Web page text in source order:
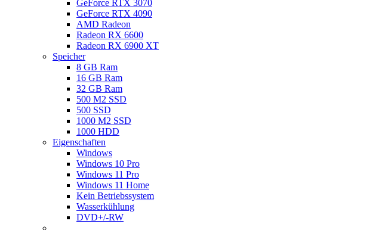
GeForce RTX 3070
GeForce RTX 4090
AMD Radeon
Radeon RX 6600
Radeon RX 6900 XT
Speicher
8 GB Ram
16 GB Ram
32 GB Ram
500 M2 SSD
500 SSD
1000 M2 SSD
1000 HDD
Eigenschaften
Windows
Windows 10 Pro
Windows 11 Pro
Windows 11 Home
Kein Betriebssystem
Wasserkühlung
DVD+/-RW